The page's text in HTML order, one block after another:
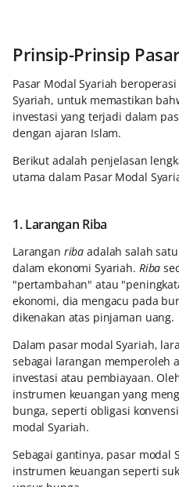
Prinsip-Prinsip
Pasar Modal Syariah
Syariah, untuk memastikan
investasi yang terjadi dalam
dengan ajaran Islam.
Berikut adalah penjelasan
utama dalam Pasar Modal
1. Larangan Riba
Larangan riba adalah salah
dalam ekonomi Syariah. Riba
"pertambahan" atau
ekonomi, dia mengacu pada
dikenakan atas pinjaman uang.
Dalam pasar modal Syariah,
sebagai larangan memperoleh
investasi atau pembiayaan.
instrumen keuangan yang
bunga, seperti obligasi
modal Syariah.
Sebagai gantinya, pasar modal
instrumen keuangan seperti